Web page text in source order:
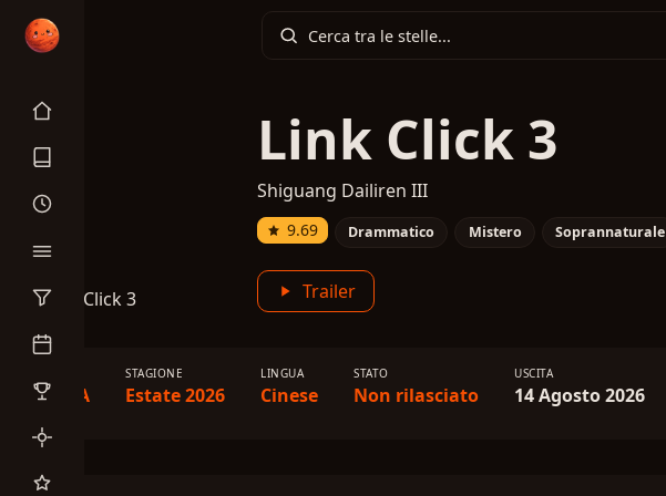
Link Click 3
Shiguang Dailiren III
9.69 Drammatico Mistero Soprannaturale
Trailer
ONA
STAGIONE
Estate 2026
LINGUA
Cinese
STATO
Non rilasciato
USCITA
14 Agosto 2026